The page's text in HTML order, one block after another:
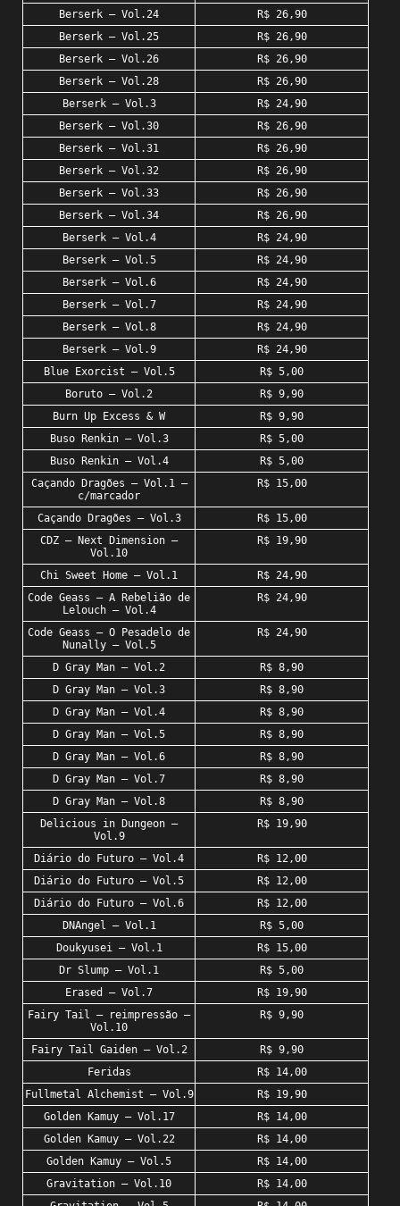
Berserk – Vol.24
R$ 26,90
Berserk – Vol.25
R$ 26,90
Berserk – Vol.26
R$ 26,90
Berserk – Vol.28
R$ 26,90
Berserk – Vol.3
R$ 24,90
Berserk – Vol.30
R$ 26,90
Berserk – Vol.31
R$ 26,90
Berserk – Vol.32
R$ 26,90
Berserk – Vol.33
R$ 26,90
Berserk – Vol.34
R$ 26,90
Berserk – Vol.4
R$ 24,90
Berserk – Vol.5
R$ 24,90
Berserk – Vol.6
R$ 24,90
Berserk – Vol.7
R$ 24,90
Berserk – Vol.8
R$ 24,90
Berserk – Vol.9
R$ 24,90
Blue Exorcist – Vol.5
R$ 5,00
Boruto – Vol.2
R$ 9,90
Burn Up Excess & W
R$ 9,90
Buso Renkin – Vol.3
R$ 5,00
Buso Renkin – Vol.4
R$ 5,00
Caçando Dragões – Vol.1 –
c/marcador
R$ 15,00
Caçando Dragões – Vol.3
R$ 15,00
CDZ – Next Dimension –
Vol.10
R$ 19,90
Chi Sweet Home – Vol.1
R$ 24,90
Code Geass – A Rebelião de
Lelouch – Vol.4
R$ 24,90
Code Geass – O Pesadelo de
Nunally – Vol.5
R$ 24,90
D Gray Man – Vol.2
R$ 8,90
D Gray Man – Vol.3
R$ 8,90
D Gray Man – Vol.4
R$ 8,90
D Gray Man – Vol.5
R$ 8,90
D Gray Man – Vol.6
R$ 8,90
D Gray Man – Vol.7
R$ 8,90
D Gray Man – Vol.8
R$ 8,90
Delicious in Dungeon –
Vol.9
R$ 19,90
Diário do Futuro – Vol.4
R$ 12,00
Diário do Futuro – Vol.5
R$ 12,00
Diário do Futuro – Vol.6
R$ 12,00
DNAngel – Vol.1
R$ 5,00
Doukyusei – Vol.1
R$ 15,00
Dr Slump – Vol.1
R$ 5,00
Erased – Vol.7
R$ 19,90
Fairy Tail – reimpressão –
Vol.10
R$ 9,90
Fairy Tail Gaiden – Vol.2
R$ 9,90
Feridas
R$ 14,00
Fullmetal Alchemist – Vol.9
R$ 19,90
Golden Kamuy – Vol.17
R$ 14,00
Golden Kamuy – Vol.22
R$ 14,00
Golden Kamuy – Vol.5
R$ 14,00
Gravitation – Vol.10
R$ 14,00